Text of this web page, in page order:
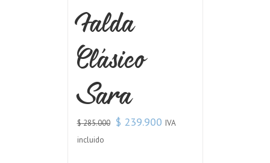
Falda
Clásico
Sara
$285.000 $ 239.900 IVA
incluido